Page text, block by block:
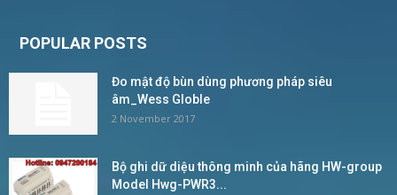
POPULAR POSTS
Đo mật độ bùn dùng phương pháp siêu
âm_Wess Globle
2 November 2017
Bộ ghi dữ diệu thông minh của hãng HW-group
Model Hwg-PWR3...